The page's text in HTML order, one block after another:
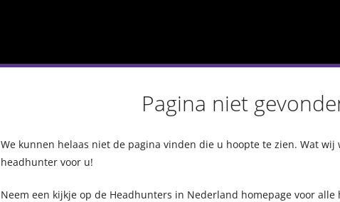
Pagina niet
We kunnen helaas niet de pagina vinden die u hoopte te zien. Wat wij
headhunter voor u!
Neem een kijkje op de Headhunters in Nederland homepage voor